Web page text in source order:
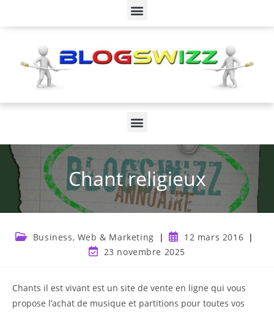
Chant religieux
Business, Web & Marketing
12 mars 2016
23 novembre 2025
Chants il est vivant est un site de vente en ligne qui vous
propose l’achat de musique et partitions pour toutes vos